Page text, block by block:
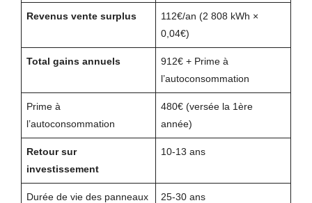
Revenus vente surplus
112€/an (2 808 kWh ×
0,04€)
Total gains annuels
912€ + Prime à
l’autoconsommation
Prime à
l’autoconsommation
480€ (versée la 1ère
année)
Retour sur
investissement
10-13 ans
Durée de vie des panneaux 25-30 ans